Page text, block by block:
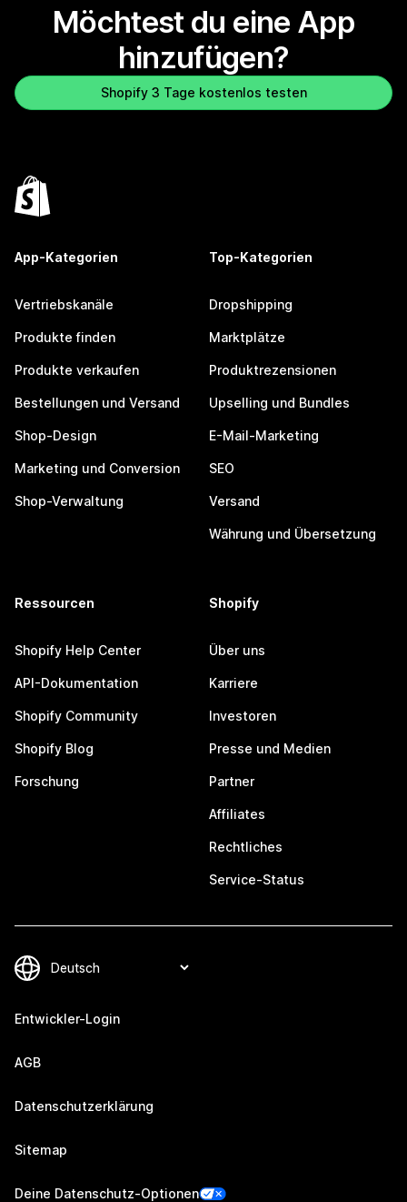
Möchtest du eine App
hinzufügen?
Shopify 3 Tage kostenlos testen
App-Kategorien
Vertriebskanäle
Produkte finden
Produkte verkaufen
Bestellungen und Versand
Shop-Design
Marketing und Conversion
Shop-Verwaltung
Top-Kategorien
Dropshipping
Marktplätze
Produktrezensionen
Upselling und Bundles
E-Mail-Marketing
SEO
Versand
Währung und Übersetzung
Ressourcen
Shopify Help Center
API-Dokumentation
Shopify Community
Shopify Blog
Forschung
Shopify
Über uns
Karriere
Investoren
Presse und Medien
Partner
Affiliates
Rechtliches
Service-Status
Entwickler-Login
AGB
Datenschutzerklärung
Sitemap
Deine Datenschutz-Optionen